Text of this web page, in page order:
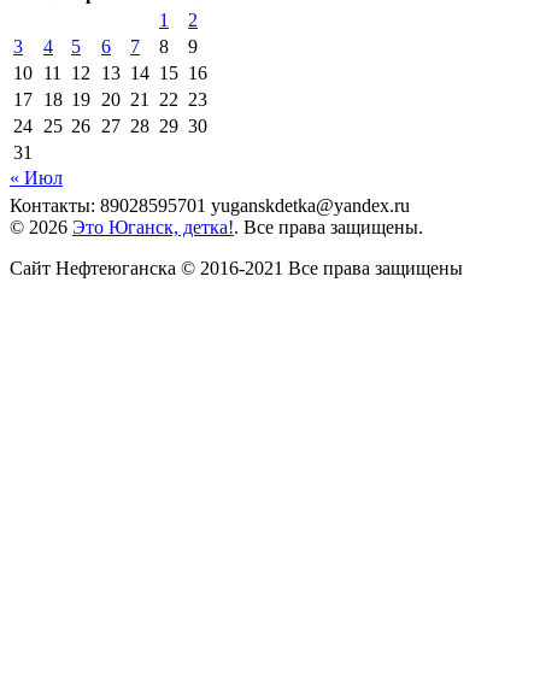
1
2
3
4 5 6 7 8
9
10 11 12 13 14 15 16
17 18 19 20 21 22 23
24 25 26 27 28 29 30
31
« Июл
Контакты: 89028595701 yuganskdetka@yandex.ru
© 2026 Это Юганск, детка!. Все права защищены.
Сайт Нефтеюганска © 2016-2021 Все права защищены